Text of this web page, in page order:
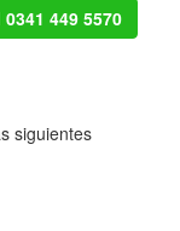
449 5570
siguientes